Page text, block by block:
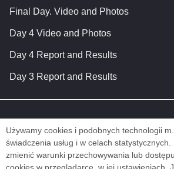
Final Day. Video and Photos
Day 4 Video and Photos
Day 4 Report and Results
Day 3 Report and Results
Używamy cookies i podobnych technologii
świadczenia usług i w celach statystycznych.
zmienić warunki przechowywania lub